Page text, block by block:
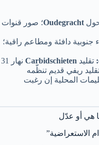
Oudegracht؛ صور قنوات
جنوبية دافئة ومطاعم راقية؛
تقليد Carbidschieten
نهار 31
ريفي قديم تنظّمه
المحلية إن رغبت